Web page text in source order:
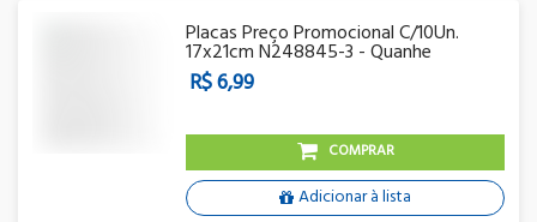
Placas Preço Promocional C/10Un.
17x21cm N248845-3 - Quanhe
R$ 6,99
COMPRAR
Adicionar à lista